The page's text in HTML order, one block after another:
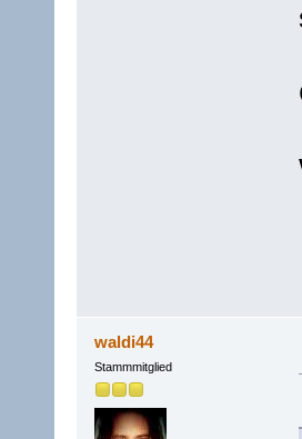
waldi44
Stammmitglied